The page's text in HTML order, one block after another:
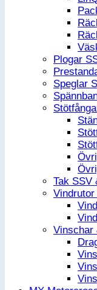
Plogar
Speglar
Tak SSV
Vinschar